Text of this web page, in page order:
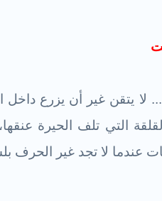
لا يتقن غير أن يزرع داخل
التي تلف الحيرة
عندما لا تجد غير الحرف